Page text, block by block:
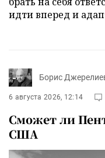
идти вперед и
Борис
6 августа 2026, 12:14
Сможет ли
США